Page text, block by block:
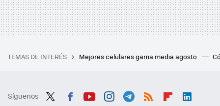
TEMAS DE INTERÉS Mejores celulares gama media agosto
Síguenos